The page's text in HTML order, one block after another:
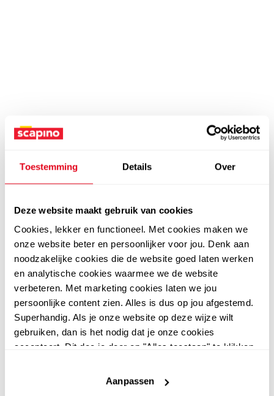
Toestemming Details Over
Deze website maakt gebruik van cookies
Cookies, lekker en functioneel. Met cookies maken we
onze website beter en persoonlijker voor jou. Denk aan
noodzakelijke cookies die de website goed laten werken
en analytische cookies waarmee we de website
verbeteren. Met marketing cookies laten we jou
persoonlijke content zien. Alles is dus op jou afgestemd.
Superhandig. Als je onze website op deze wijze wilt
gebruiken, dan is het nodig dat je onze cookies
accepteert. Dit doe je door op "Alles toestaan" te klikken.
website niet optimaal functioneert.
Aanpassen